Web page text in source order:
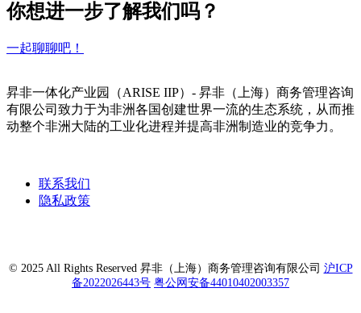
你想进一步了解我们吗？
一起聊聊吧！
昇非一体化产业园（ARISE IIP）- 昇非（上海）商务管理咨询
有限公司致力于为非洲各国创建世界一流的生态系统，从而推
动整个非洲大陆的工业化进程并提高非洲制造业的竞争力。
联系我们
隐私政策
© 2025 All Rights Reserved 昇非（上海）商务管理咨询有限公司 沪ICP
备2022026443号 粤公网安备44010402003357